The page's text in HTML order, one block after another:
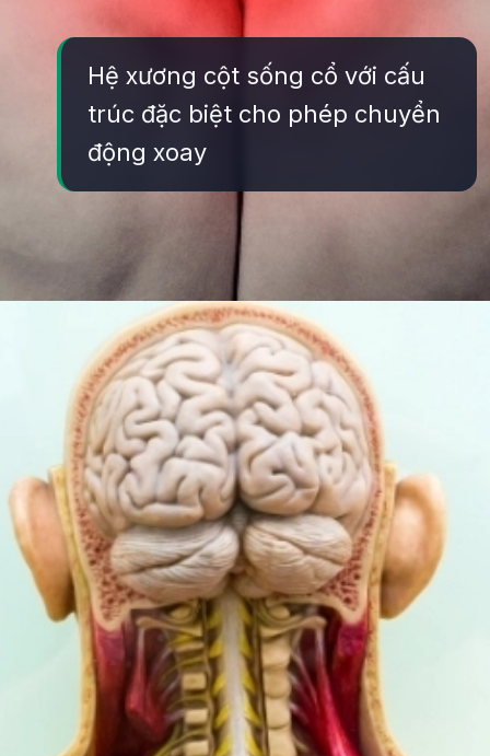
Hệ xương cột sống cổ với cấu
trúc đặc biệt cho phép chuyển
động xoay
Đang mở